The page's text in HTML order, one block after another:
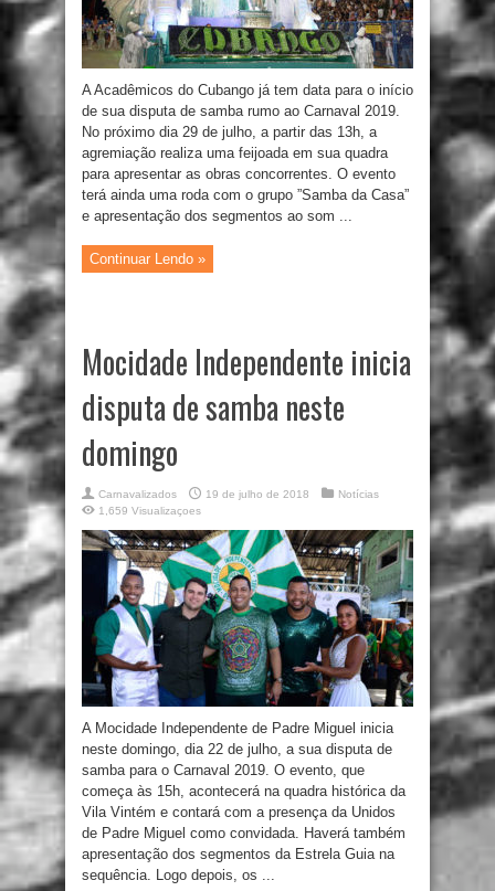
A Acadêmicos do Cubango já tem data para o início
de sua disputa de samba rumo ao Carnaval 2019.
No próximo dia 29 de julho, a partir das 13h, a
agremiação realiza uma feijoada em sua quadra
para apresentar as obras concorrentes. O evento
terá ainda uma roda com o grupo ”Samba da Casa”
e apresentação dos segmentos ao som ...
Continuar Lendo »
Mocidade Independente inicia
disputa de samba neste
domingo
Carnavalizados 19 de julho de 2018
Notícias
1,659 Visualizaçoes
A Mocidade Independente de Padre Miguel inicia
neste domingo, dia 22 de julho, a sua disputa de
samba para o Carnaval 2019. O evento, que
começa às 15h, acontecerá na quadra histórica da
Vila Vintém e contará com a presença da Unidos
de Padre Miguel como convidada. Haverá também
apresentação dos segmentos da Estrela Guia na
sequência. Logo depois, os ...